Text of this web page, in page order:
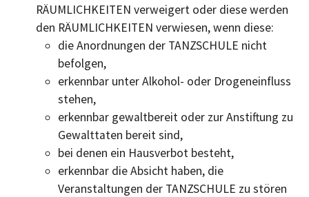
RÄUMLICHKEITEN verweigert oder diese werden
den RÄUMLICHKEITEN verwiesen, wenn diese:
die Anordnungen der TANZSCHULE nicht
befolgen,
erkennbar unter Alkohol- oder Drogeneinfluss
stehen,
erkennbar gewaltbereit oder zur Anstiftung zu
Gewalttaten bereit sind,
bei denen ein Hausverbot besteht,
erkennbar die Absicht haben, die
Veranstaltungen der TANZSCHULE zu stören